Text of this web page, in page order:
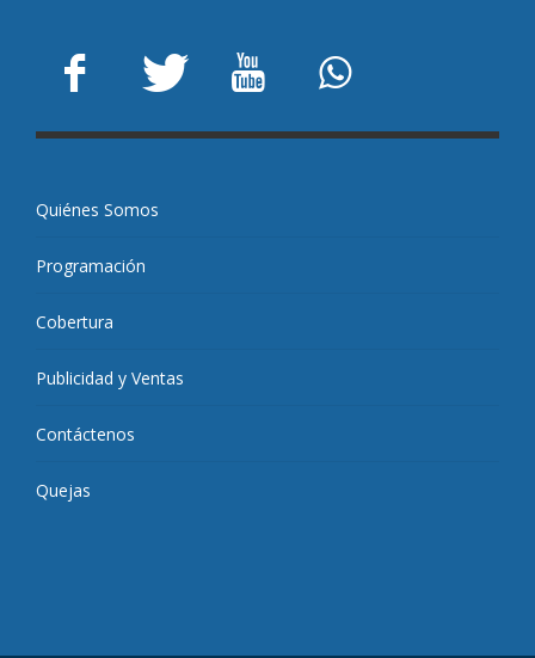
Quiénes Somos
Programación
Cobertura
Publicidad y Ventas
Contáctenos
Quejas